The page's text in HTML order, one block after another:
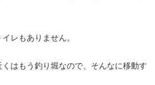
レもありません。
はもう釣り堀なので、そんなに移動す